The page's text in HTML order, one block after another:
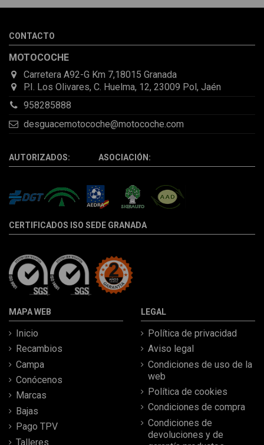
CONTACTO
MOTOCOCHE
Carretera A92-G Km 7,18015 Granada
P.I. Los Olivares, C. Huelma, 12, 23009 Pol, Jaén
958285888
desguacemotocoche@motocoche.com
AUTORIZADOS: ASOCIACIÓN:
CERTIFICADOS ISO SEDE GRANADA
MAPA WEB
Inicio
Recambios
Campa
Conócenos
Marcas
Bajas
Pago TPV
Talleres
LEGAL
Política de privacidad
Aviso legal
Condiciones de uso de la
web
Política de cookies
Condiciones de compra
Condiciones de
devoluciones y de